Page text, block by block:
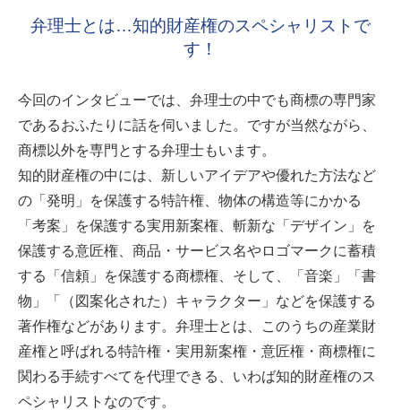
弁理士とは…知的財産権のスペシャリストで
す！
今回のインタビューでは、弁理士の中でも商標の専門家
であるおふたりに話を伺いました。ですが当然ながら、
商標以外を専門とする弁理士もいます。
知的財産権の中には、新しいアイデアや優れた方法など
の「発明」を保護する特許権、物体の構造等にかかる
「考案」を保護する実用新案権、斬新な「デザイン」を
保護する意匠権、商品・サービス名やロゴマークに蓄積
する「信頼」を保護する商標権、そして、「音楽」「書
物」「（図案化された）キャラクター」などを保護する
著作権などがあります。弁理士とは、このうちの産業財
産権と呼ばれる特許権・実用新案権・意匠権・商標権に
関わる手続すべてを代理できる、いわば知的財産権のス
ペシャリストなのです。